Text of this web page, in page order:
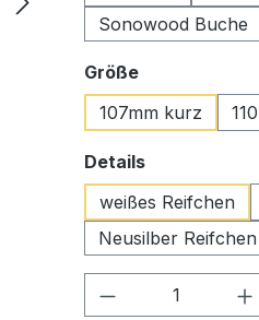
Sonowood Buche
Größeauswählen
107mm kurz
Detailsauswählen
weißes Reifchen
Neusilber Reifchen
Produkt